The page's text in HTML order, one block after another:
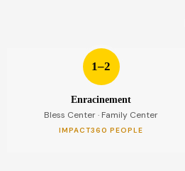
1–2
Enracinement
Bless Center · Family Center
IMPACT360 PEOPLE